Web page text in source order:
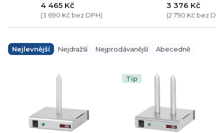
4 465 Kč
(3 690 Kč bez DPH)
3 376 Kč
(2 790 Kč bez
a
z
Nejlevnější Nejdražší Nejprodávanější Abecedně
Tip